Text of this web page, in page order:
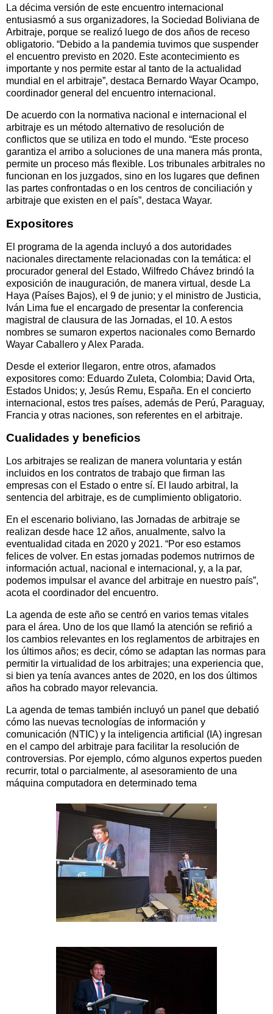
La décima versión de este encuentro internacional
entusiasmó a sus organizadores, la Sociedad Boliviana de
Arbitraje, porque se realizó luego de dos años de receso
obligatorio. “Debido a la pandemia tuvimos que suspender
el encuentro previsto en 2020. Este acontecimiento es
importante y nos permite estar al tanto de la actualidad
mundial en el arbitraje”, destaca Bernardo Wayar Ocampo,
coordinador general del encuentro internacional.
De acuerdo con la normativa nacional e internacional el
arbitraje es un método alternativo de resolución de
conflictos que se utiliza en todo el mundo. “Este proceso
garantiza el arribo a soluciones de una manera más pronta,
permite un proceso más flexible. Los tribunales arbitrales no
funcionan en los juzgados, sino en los lugares que definen
las partes confrontadas o en los centros de conciliación y
arbitraje que existen en el país”, destaca Wayar.
Expositores
El programa de la agenda incluyó a dos autoridades
nacionales directamente relacionadas con la temática: el
procurador general del Estado, Wilfredo Chávez brindó la
exposición de inauguración, de manera virtual, desde La
Haya (Países Bajos), el 9 de junio; y el ministro de Justicia,
Iván Lima fue el encargado de presentar la conferencia
magistral de clausura de las Jornadas, el 10. A estos
nombres se sumaron expertos nacionales como Bernardo
Wayar Caballero y Alex Parada.
Desde el exterior llegaron, entre otros, afamados
expositores como: Eduardo Zuleta, Colombia; David Orta,
Estados Unidos; y, Jesús Remu, España. En el concierto
internacional, estos tres países, además de Perú, Paraguay,
Francia y otras naciones, son referentes en el arbitraje.
Cualidades y beneficios
Los arbitrajes se realizan de manera voluntaria y están
incluidos en los contratos de trabajo que firman las
empresas con el Estado o entre sí. El laudo arbitral, la
sentencia del arbitraje, es de cumplimiento obligatorio.
En el escenario boliviano, las Jornadas de arbitraje se
realizan desde hace 12 años, anualmente, salvo la
eventualidad citada en 2020 y 2021. “Por eso estamos
felices de volver. En estas jornadas podemos nutrirnos de
información actual, nacional e internacional, y, a la par,
podemos impulsar el avance del arbitraje en nuestro país”,
acota el coordinador del encuentro.
La agenda de este año se centró en varios temas vitales
para el área. Uno de los que llamó la atención se refirió a
los cambios relevantes en los reglamentos de arbitrajes en
los últimos años; es decir, cómo se adaptan las normas para
permitir la virtualidad de los arbitrajes; una experiencia que,
si bien ya tenía avances antes de 2020, en los dos últimos
años ha cobrado mayor relevancia.
La agenda de temas también incluyó un panel que debatió
cómo las nuevas tecnologías de información y
comunicación (NTIC) y la inteligencia artificial (IA) ingresan
en el campo del arbitraje para facilitar la resolución de
controversias. Por ejemplo, cómo algunos expertos pueden
recurrir, total o parcialmente, al asesoramiento de una
máquina computadora en determinado tema